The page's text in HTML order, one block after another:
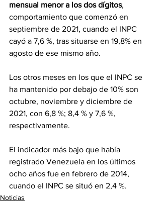
mensual menor a los dos dígitos,
comportamiento que comenzó en
septiembre de 2021, cuando el INPC
cayó a 7,6 %, tras situarse en 19,8% en
agosto de ese mismo año.
Los otros meses en los que el INPC se
ha mantenido por debajo de 10% son
octubre, noviembre y diciembre de
2021, con 6,8 %; 8,4 % y 7,6 %,
respectivamente.
El indicador más bajo que había
registrado Venezuela en los últimos
ocho años fue en febrero de 2014,
cuando el INPC se situó en 2,4 %.
Noticias